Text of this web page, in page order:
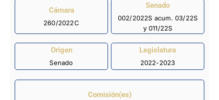
Cámara
260/2022C
Senado
002/2022S acum. 03/22S
y 011/22S
Origen
Senado
Legislatura
2022-2023
Comisión(es)